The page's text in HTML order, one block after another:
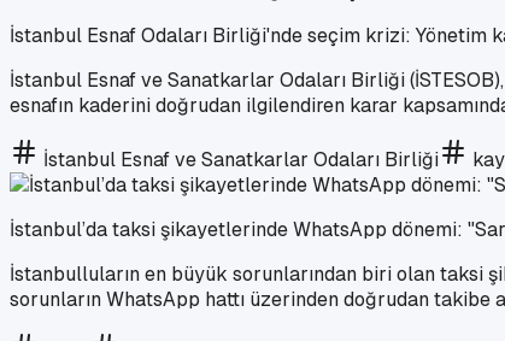
İstanbul Esnaf Odaları Birliği'nde seçim krizi: Yönetim
İstanbul Esnaf ve Sanatkarlar Odaları Birliği
esnafın kaderini doğrudan ilgilendiren karar
İstanbul Esnaf ve Sanatkarlar Odaları Birliği
İstanbul’da taksi şikayetlerinde WhatsApp dönemi:
İstanbulluların en büyük sorunlarından biri olan taksi
sorunların WhatsApp hattı üzerinden doğrudan takibe